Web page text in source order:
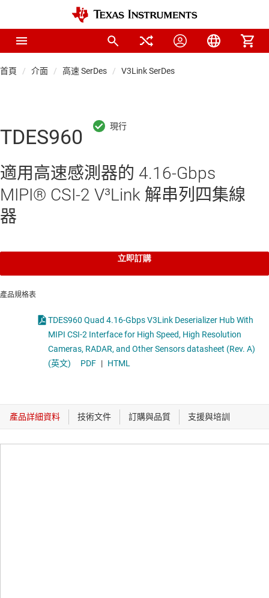
首頁 介面 高速 SerDes V3Link SerDes
TDES960
適用高速感測器的 4.16-Gbps
MIPI® CSI-2 V³Link 解串列四集線
器
立即訂購
產品規格表
TDES960 Quad 4.16-Gbps V3Link Deserializer Hub With
MIPI CSI-2 Interface for High Speed, High Resolution
Cameras, RADAR, and Other Sensors datasheet (Rev. A)
(英文)
PDF | HTML